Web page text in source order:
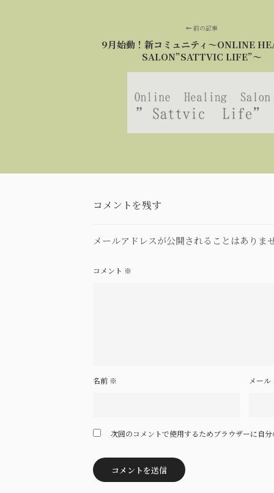
前の記事
9月始動！新コミュニティ～ONLINE
SALON”SATTVIC LIFE”～
コメントを残す
メールアドレスが公開されることはありま
コメント ※
名前 ※ メール
次回のコメントで使用するためブラウザーに自